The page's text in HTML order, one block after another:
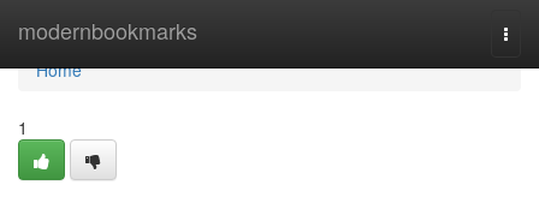
modernbookmarks
Home
Home
1